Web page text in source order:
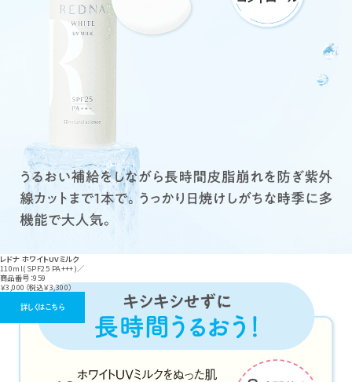
レドナ ホワイトUVミルク
110ml(SPF25 PA+++)／
商品番号：959
￥3,000（税込￥3,300）
詳しくはこちら